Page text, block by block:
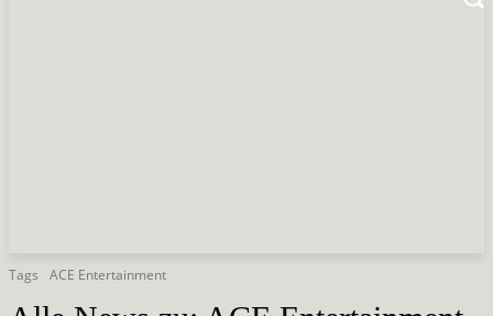
Tags ACE Entertainment